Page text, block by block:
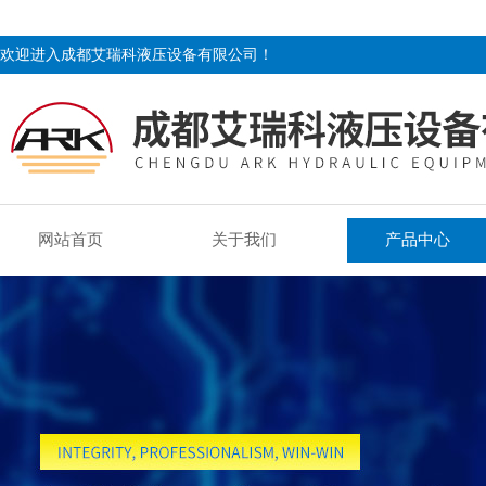
欢迎进入成都艾瑞科液压设备有限公司！
网站首页 关于我们 产品中心